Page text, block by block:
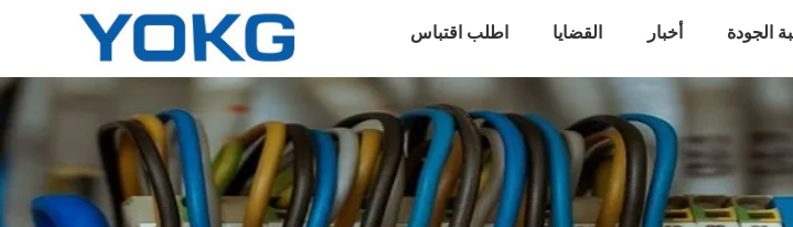
الجودة أخبار القضايا اطلب اقتباس